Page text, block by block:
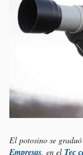
El potosino se
Empresas, en el Tec